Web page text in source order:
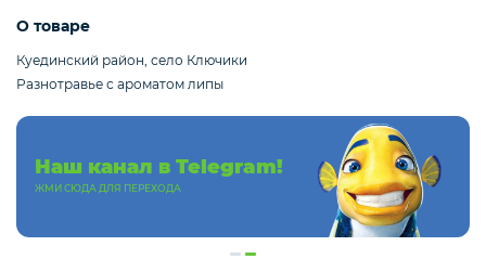
Панировка
О товаре
Куединский район, село Ключики
Разнотравье с ароматом липы
Наш канал в Telegram!
ЖМИ СЮДА ДЛЯ ПЕРЕХОДА